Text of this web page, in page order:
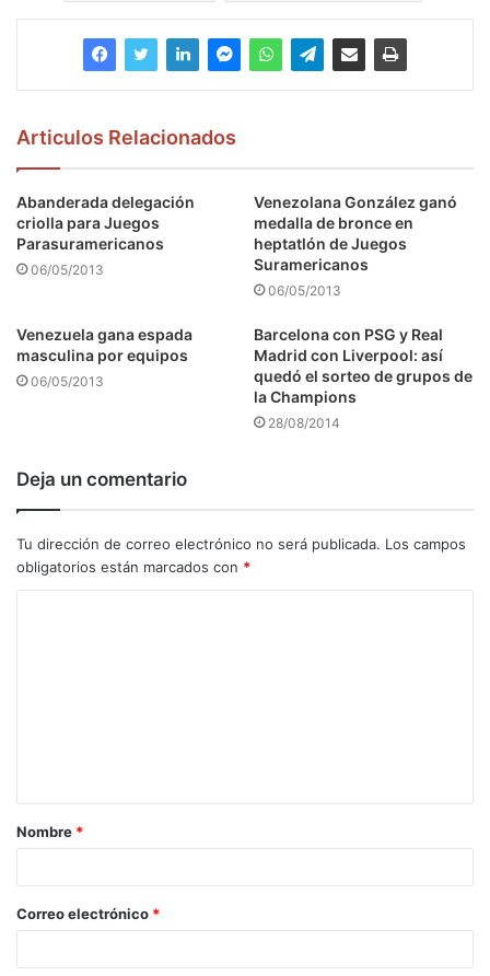
Articulos Relacionados
Abanderada delegación
criolla para Juegos
Parasuramericanos
06/05/2013
Venezolana González ganó
medalla de bronce en
heptatlón de Juegos
Suramericanos
06/05/2013
Venezuela gana espada
masculina por equipos
06/05/2013
Barcelona con PSG y Real
Madrid con Liverpool: así
quedó el sorteo de grupos de
la Champions
28/08/2014
Deja un comentario
Tu dirección de correo electrónico no será publicada. Los campos
obligatorios están marcados con *
a
r
*
Nombre *
Correo electrónico *